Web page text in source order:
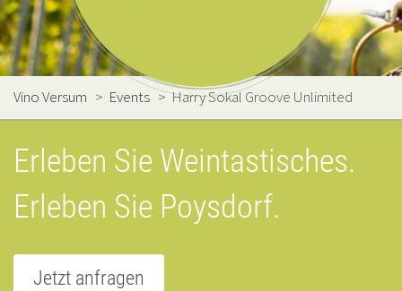
Vino Versum > Events >Harry Sokal Groove Unlimited
Erleben Sie Weintastisches.
Erleben Sie Poysdorf.
Jetzt anfragen